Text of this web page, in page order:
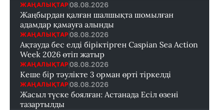
ЖАҢАЛЫҚТАР 08.08.2026
Жаңбырдан қалған шалшықта шомылған
адамдар қамауға алынды
ЖАҢАЛЫҚТАР 08.08.2026
Ақтауда бес елді біріктірген Caspian Sea Action
Week 2026 өтіп жатыр
ЖАҢАЛЫҚТАР 08.08.2026
Кеше бір тәулікте 3 орман өрті тіркелді
ЖАҢАЛЫҚТАР 08.08.2026
Жасыл түске боялған: Астанада Есіл өзені
тазартылды